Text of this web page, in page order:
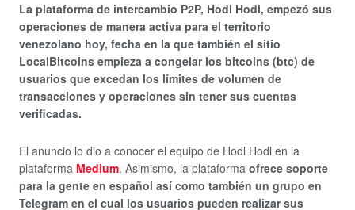
La plataforma de intercambio P2P, Hodl Hodl, empezó sus
operaciones de manera activa para el territorio
venezolano hoy, fecha en la que también el sitio
LocalBitcoins empieza a congelar los bitcoins (btc) de
usuarios que excedan los límites de volumen de
transacciones y operaciones sin tener sus cuentas
verificadas.
El anuncio lo dio a conocer el equipo de Hodl Hodl en la
plataforma Medium. Asimismo, la plataforma ofrece soporte
para la gente en español así como también un grupo en
Telegram en el cual los usuarios pueden realizar sus